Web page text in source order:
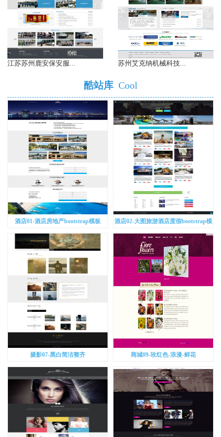
江苏苏州鹿安保安服... 苏州艾克纳机械科技...
酷站库 Cool
酒店01-酒店房地产bootstrap模板
酒店02-大图旅游酒店度假bootstrap模
板
摄影07-黑白简洁整齐 商城09-玫红色-浪漫-鲜花